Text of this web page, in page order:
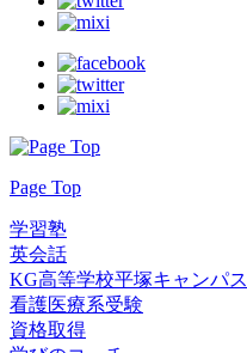
Page Top
学習塾
英会話
KG高等学校平塚キャンパス
看護医療系受験
資格取得